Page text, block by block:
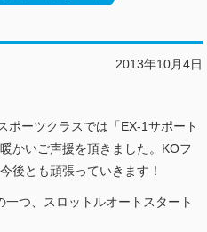
2013年10月4日
ポーツクラスでは「EX-1サポート
かいご声援を頂きました。KOフ
後とも頑張っていきます！
つ、スロットルオートスタート